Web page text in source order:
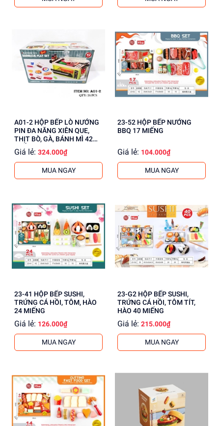
A01-2 HỘP BẾP LÒ NƯỚNG
PIN ĐA NĂNG XIÊN QUE,
THỊT BÒ, GÀ, BÁNH MÌ 42
MIẾNG
Giá lẻ: 324.000₫
MUA NGAY
23-52 HỘP BẾP NƯỚNG
BBQ 17 MIẾNG
Giá lẻ: 104.000₫
MUA NGAY
23-41 HỘP BẾP SUSHI,
TRỨNG CÁ HỒI, TÔM, HÀO
24 MIẾNG
Giá lẻ: 126.000₫
MUA NGAY
23-G2 HỘP BẾP SUSHI,
TRỨNG CÁ HỒI, TÔM TÍT,
HÀO 40 MIẾNG
Giá lẻ: 215.000₫
MUA NGAY